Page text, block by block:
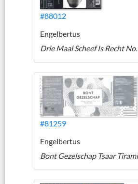
#88012
Engelbertus
Drie Maal Scheef Is Recht
#81259
Engelbertus
Bont Gezelschap Tsaar